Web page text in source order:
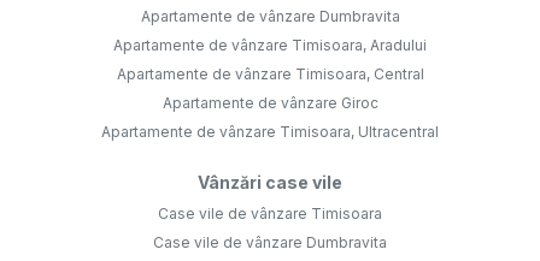
Apartamente de vânzare Dumbravita
Apartamente de vânzare Timisoara, Aradului
Apartamente de vânzare Timisoara, Central
Apartamente de vânzare Giroc
Apartamente de vânzare Timisoara, Ultracentral
Vânzări case vile
Case vile de vânzare Timisoara
Case vile de vânzare Dumbravita